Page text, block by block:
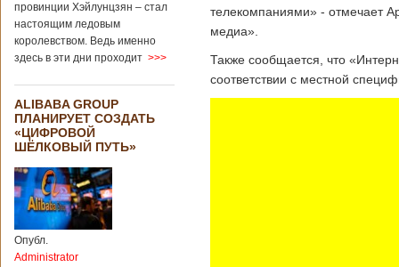
провинции Хэйлунцзян – стал
настоящим ледовым
королевством. Ведь именно
здесь в эти дни проходит >>>
ALIBABA GROUP
ПЛАНИРУЕТ СОЗДАТЬ
«ЦИФРОВОЙ
ШЁЛКОВЫЙ ПУТЬ»
Опубл.
Administrator
телекомпаниями» - отмечает
медиа».
Также сообщается, что
соответствии с местной